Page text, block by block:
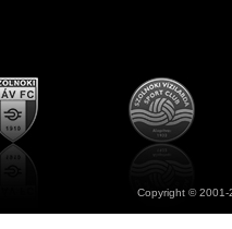
Copyright ©